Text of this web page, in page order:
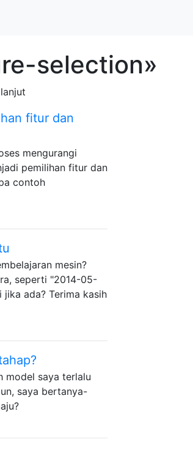
selection»
fitur dan
mengurangi
pemilihan fitur dan
contoh
mesin?
seperti "2014-05-
ada? Terima kasih
model saya terlalu
saya bertanya-